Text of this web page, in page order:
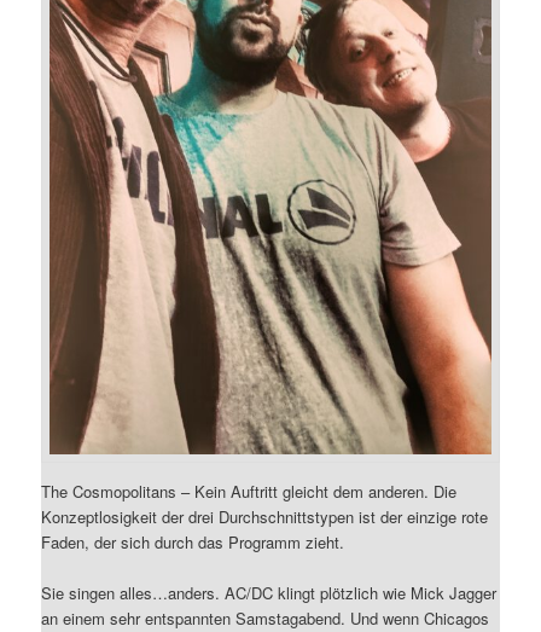
The Cosmopolitans – Kein Auftritt gleicht dem anderen. Die
Konzeptlosigkeit der drei Durchschnittstypen ist der einzige rote
Faden, der sich durch das Programm zieht.
Sie singen alles…anders. AC/DC klingt plötzlich wie Mick Jagger
an einem sehr entspannten Samstagabend. Und wenn Chicagos